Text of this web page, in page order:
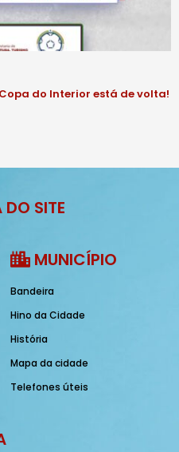
do Interior está de volta!
SITE
MUNICÍPIO
Bandeira
Hino da Cidade
História
Mapa da cidade
Telefones úteis